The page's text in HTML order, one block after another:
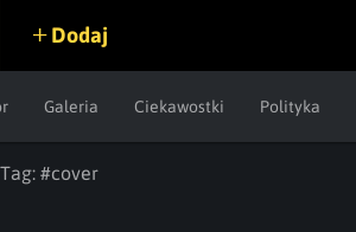
Dodaj
Galeria Ciekawostki Polityka
Tag: #cover